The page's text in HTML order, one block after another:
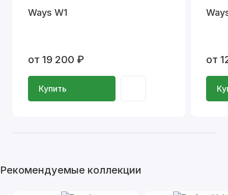
Ways W1
от 19 200 ₽
Купить
от
Рекомендуемые коллекции